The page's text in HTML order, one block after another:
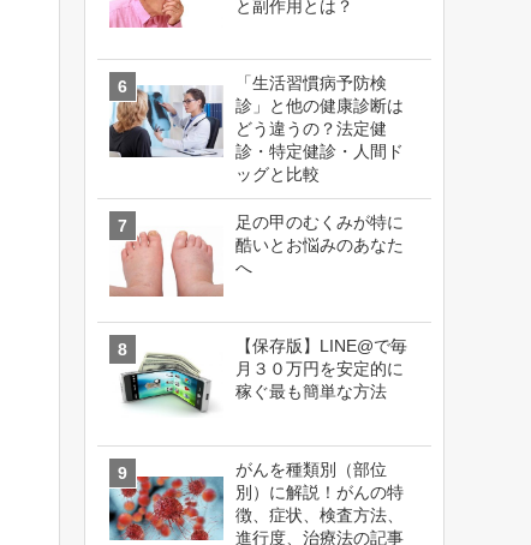
と副作用とは？
「生活習慣病予防検
診」と他の健康診断は
どう違うの？法定健
診・特定健診・人間ド
ッグと比較
足の甲のむくみが特に
酷いとお悩みのあなた
へ
【保存版】LINE@で毎
月３０万円を安定的に
稼ぐ最も簡単な方法
がんを種類別（部位
別）に解説！がんの特
徴、症状、検査方法、
進行度、治療法の記事